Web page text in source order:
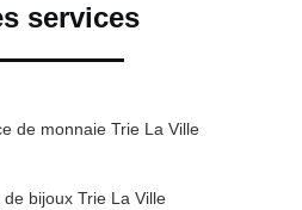
services
de monnaie Trie La Ville
bijoux Trie La Ville